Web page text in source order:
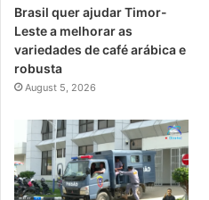
Brasil quer ajudar Timor-
Leste a melhorar as
variedades de café arábica e
robusta
August 5, 2026